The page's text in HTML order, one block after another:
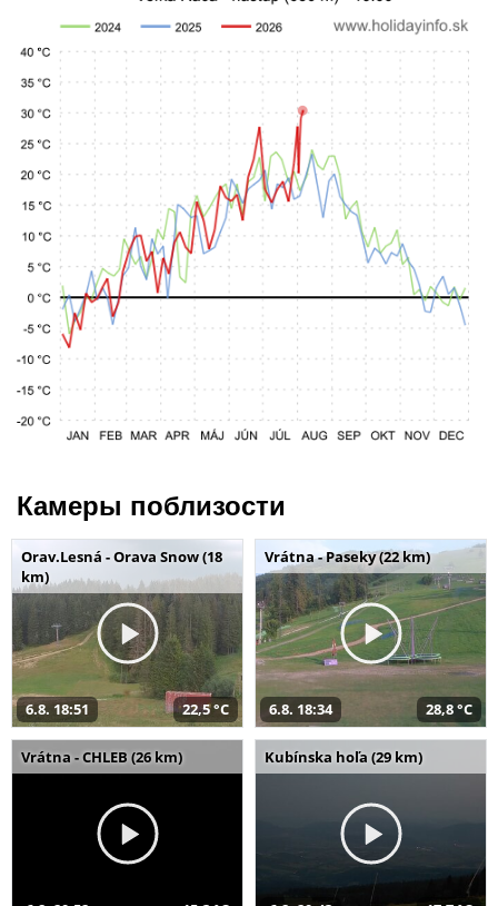
Камеры поблизости
Orav.Lesná - Orava Snow (18
km)
6.8. 18:51 22,5 °C
Vrátna - Paseky (22 km)
6.8. 18:34 28,8 °C
Vrátna - CHLEB (26 km) Kubínska hoľa (29 km)